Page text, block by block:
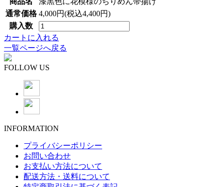
通常価格 4,000円(税込4,400円)
購入数
カートに入れる
一覧ページへ戻る
FOLLOW US
INFORMATION
プライバシーポリシー
お問い合わせ
お支払い方法について
配送方法・送料について